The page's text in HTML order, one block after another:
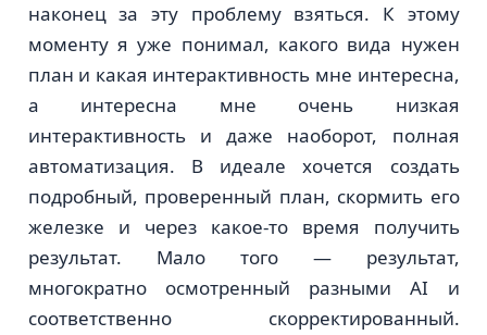
наконец за эту проблему взяться. К этому
моменту я уже понимал, какого вида нужен
план и какая интерактивность мне интересна,
а интересна мне очень низкая
интерактивность и даже наоборот, полная
автоматизация. В идеале хочется создать
подробный, проверенный план, скормить его
железке и через какое-то время получить
результат. Мало того — результат,
многократно осмотренный разными AI и
соответственно скорректированный.